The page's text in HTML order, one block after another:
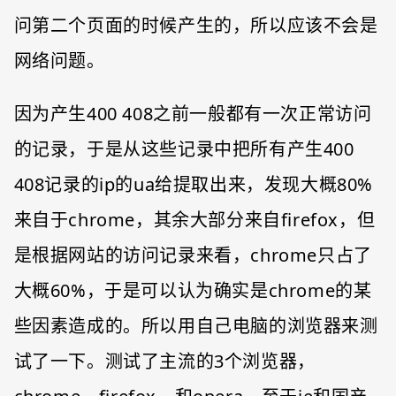
问第二个页面的时候产生的，所以应该不会是
网络问题。
因为产生400 408之前一般都有一次正常访问
的记录，于是从这些记录中把所有产生400
408记录的ip的ua给提取出来，发现大概80%
来自于chrome，其余大部分来自firefox，但
是根据网站的访问记录来看，chrome只占了
大概60%，于是可以认为确实是chrome的某
些因素造成的。所以用自己电脑的浏览器来测
试了一下。测试了主流的3个浏览器，